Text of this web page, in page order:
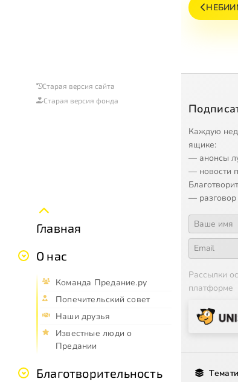
Старая версия сайта
Старая версия фонда
Главная
О нас
Команда Предание.ру
Попечительский совет
Наши друзья
Известные люди о
Предании
Благотворительность
Каждую
ящике:
— анонсы
— новости
—
Рассылки
платформе